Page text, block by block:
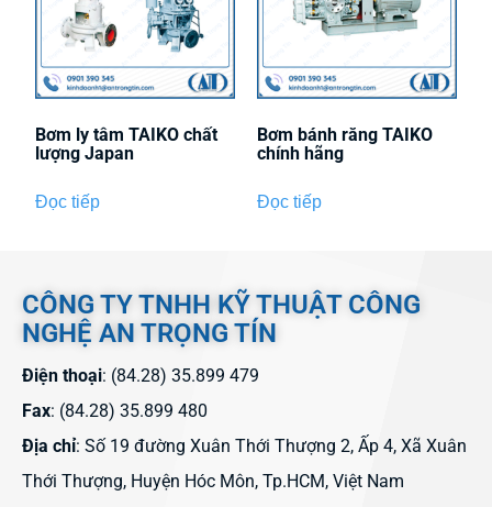
Bơm ly tâm TAIKO chất
lượng Japan
Đọc tiếp
Bơm bánh răng TAIKO
chính hãng
Đọc tiếp
CÔNG TY TNHH KỸ THUẬT CÔNG
NGHỆ AN TRỌNG TÍN
Điện thoại: (84.28) 35.899 479
Fax: (84.28) 35.899 480
Địa chỉ: Số 19 đường Xuân Thới Thượng 2, Ấp 4, Xã Xuân
Thới Thượng, Huyện Hóc Môn, Tp.HCM, Việt Nam